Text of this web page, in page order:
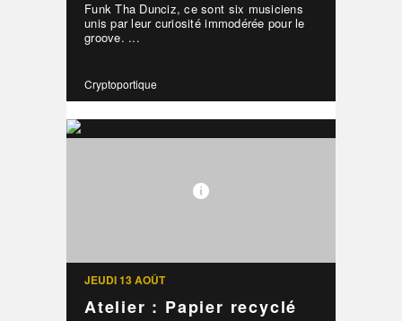
Funk Tha Dunciz, ce sont six musiciens
unis par leur curiosité immodérée pour le
groove. ...
Cryptoportique
JEUDI 13 AOÛT
Atelier : Papier recyclé